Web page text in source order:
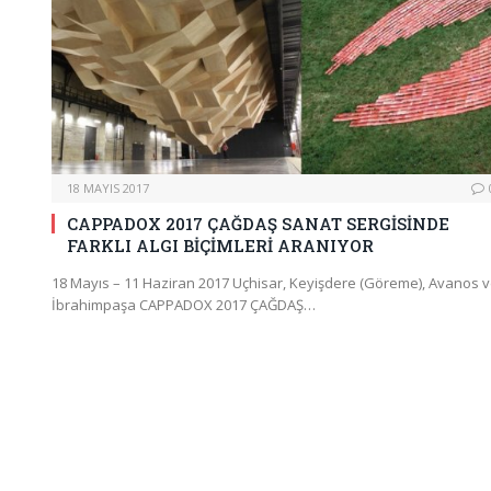
18 MAYIS 2017
CAPPADOX 2017 ÇAĞDAŞ SANAT SERGİSİNDE
FARKLI ALGI BİÇİMLERİ ARANIYOR
18 Mayıs – 11 Haziran 2017 Uçhisar, Keyişdere (Göreme), Avanos
İbrahimpaşa CAPPADOX 2017 ÇAĞDAŞ…